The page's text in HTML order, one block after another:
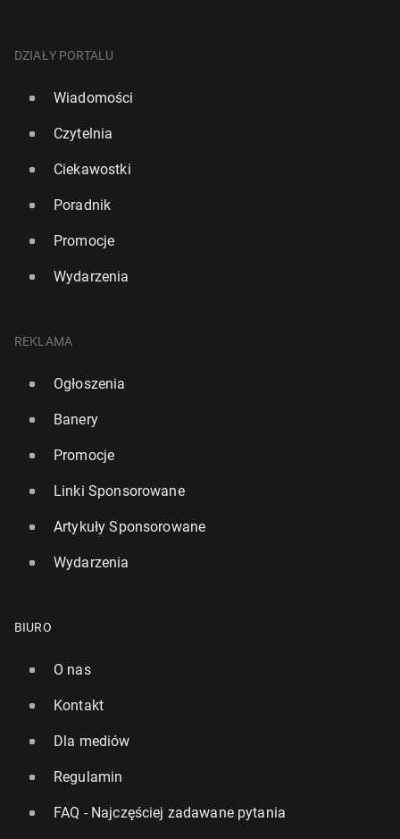
DZIAŁY PORTALU
Wiadomości
Czytelnia
Ciekawostki
Poradnik
Promocje
Wydarzenia
REKLAMA
Ogłoszenia
Banery
Promocje
Linki Sponsorowane
Artykuły Sponsorowane
Wydarzenia
BIURO
O nas
Kontakt
Dla mediów
Regulamin
FAQ - Najczęściej zadawane pytania